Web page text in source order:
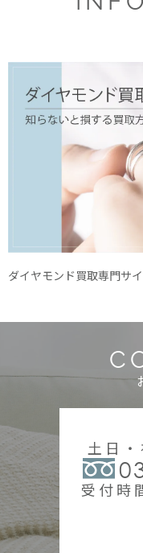
ダイヤモンド買取専門サ
土日
受付時